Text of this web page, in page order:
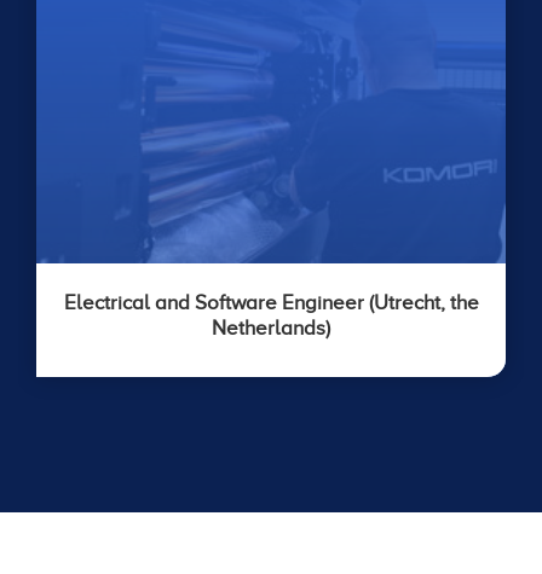
Electrical and Software Engineer (Utrecht, the
Netherlands)